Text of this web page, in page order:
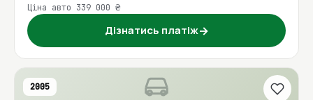
Ціна авто 339 000 ₴
Дізнатись платіж→
2005